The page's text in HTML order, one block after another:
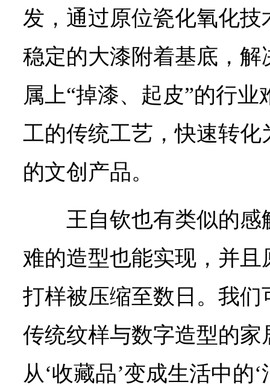
发，通过原位瓷化氧化
稳定的大漆附着基底，
属上“掉漆、起皮”的行
工的传统工艺，快速转
的文创产品。
王自钦也有类似的感
难的造型也能实现，并
打样被压缩至数日。我
传统纹样与数字造型的
从‘收藏品’变成生活中的‘